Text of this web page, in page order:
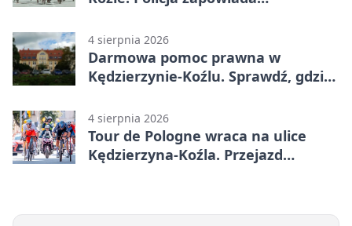
4 sierpnia 2026
Darmowa pomoc prawna w
Kędzierzynie-Koźlu. Sprawdź, gdzie
4 sierpnia 2026
Tour de Pologne wraca na ulice
Kędzierzyna-Koźla. Przejazd